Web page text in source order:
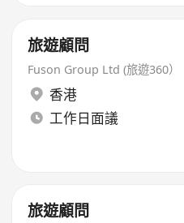
旅遊顧問
Fuson Group Ltd (旅遊360）
香港
工作日面議
旅遊顧問